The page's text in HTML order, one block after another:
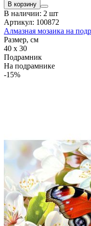
В корзину
В наличии: 2 шт
Артикул: 100872
Алмазная мозаика на
Размер, см
40 x 30
Подрамник
На подрамнике
-15%